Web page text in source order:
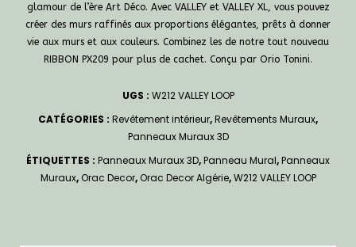
glamour de l’ère Art Déco. Avec VALLEY et VALLEY XL, vous pouvez
créer des murs raffinés aux proportions élégantes, prêts à donner
vie aux murs et aux couleurs. Combinez les de notre tout nouveau
RIBBON PX209 pour plus de cachet. Conçu par Orio Tonini.
UGS : W212 VALLEY LOOP
CATÉGORIES : Revêtement intérieur,Revêtements Muraux,
Panneaux Muraux 3D
ÉTIQUETTES : Panneaux Muraux 3D,Panneau Mural,Panneaux
Muraux,Orac Decor,Orac Decor Algérie,W212 VALLEY LOOP